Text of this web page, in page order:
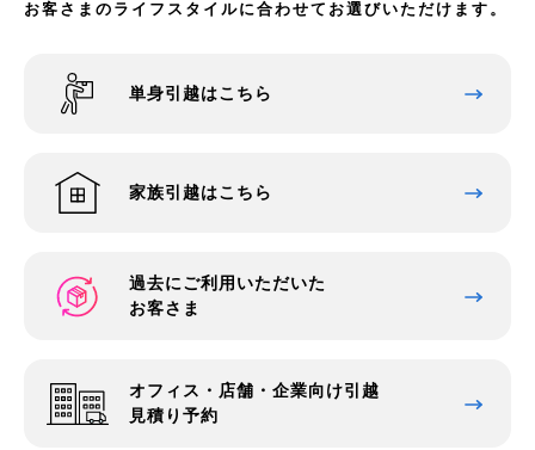
お客さまのライフスタイルに合わせてお選びいただけます。
単身引越はこちら
家族引越はこちら
過去にご利用いただいた
お客さま
オフィス・店舗・企業向け引越
見積り予約